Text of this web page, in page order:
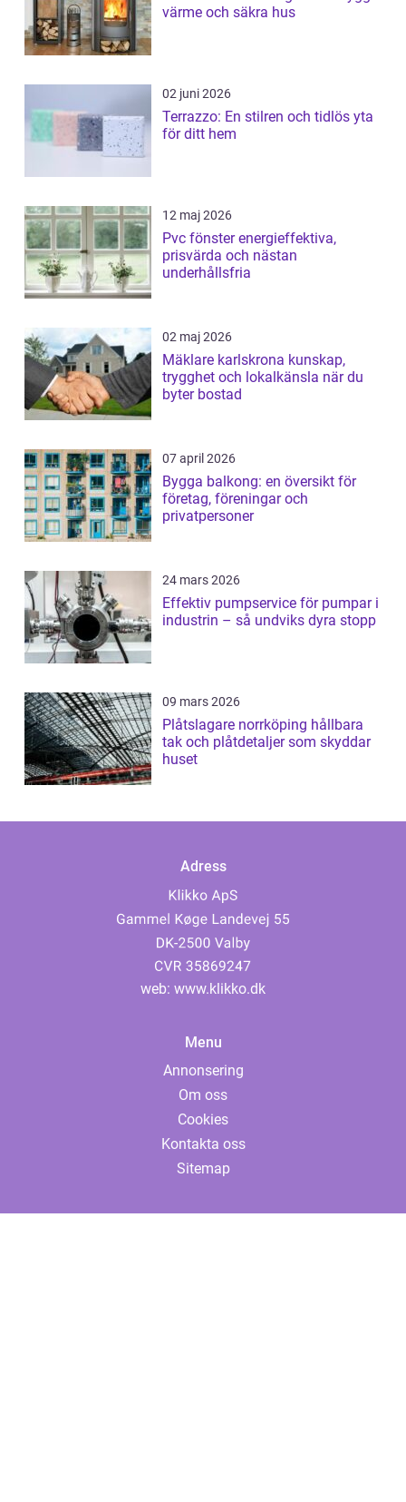
värme och säkra hus
02 juni 2026
Terrazzo: En stilren och tidlös yta
för ditt hem
12 maj 2026
Pvc fönster energieffektiva,
prisvärda och nästan
underhållsfria
02 maj 2026
Mäklare karlskrona kunskap,
trygghet och lokalkänsla när du
byter bostad
07 april 2026
Bygga balkong: en översikt för
företag, föreningar och
privatpersoner
24 mars 2026
Effektiv pumpservice för pumpar i
industrin – så undviks dyra stopp
09 mars 2026
Plåtslagare norrköping hållbara
tak och plåtdetaljer som skyddar
huset
Adress
web: www.klikko.dk
Menu
Annonsering
Om oss
Cookies
Kontakta oss
Sitemap